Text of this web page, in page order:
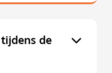
de